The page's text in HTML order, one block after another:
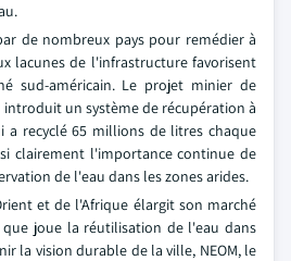
de nombreux pays pour remédier à
lacunes de l'infrastructure favorisent
sud-américain. Le projet minier de
introduit un système de récupération à
a recyclé 65 millions de litres chaque
clairement l'importance continue de
de l'eau dans les zones arides.
et de l'Afrique élargit son marché
joue la réutilisation de l'eau dans
la vision durable de la ville, NEOM, le